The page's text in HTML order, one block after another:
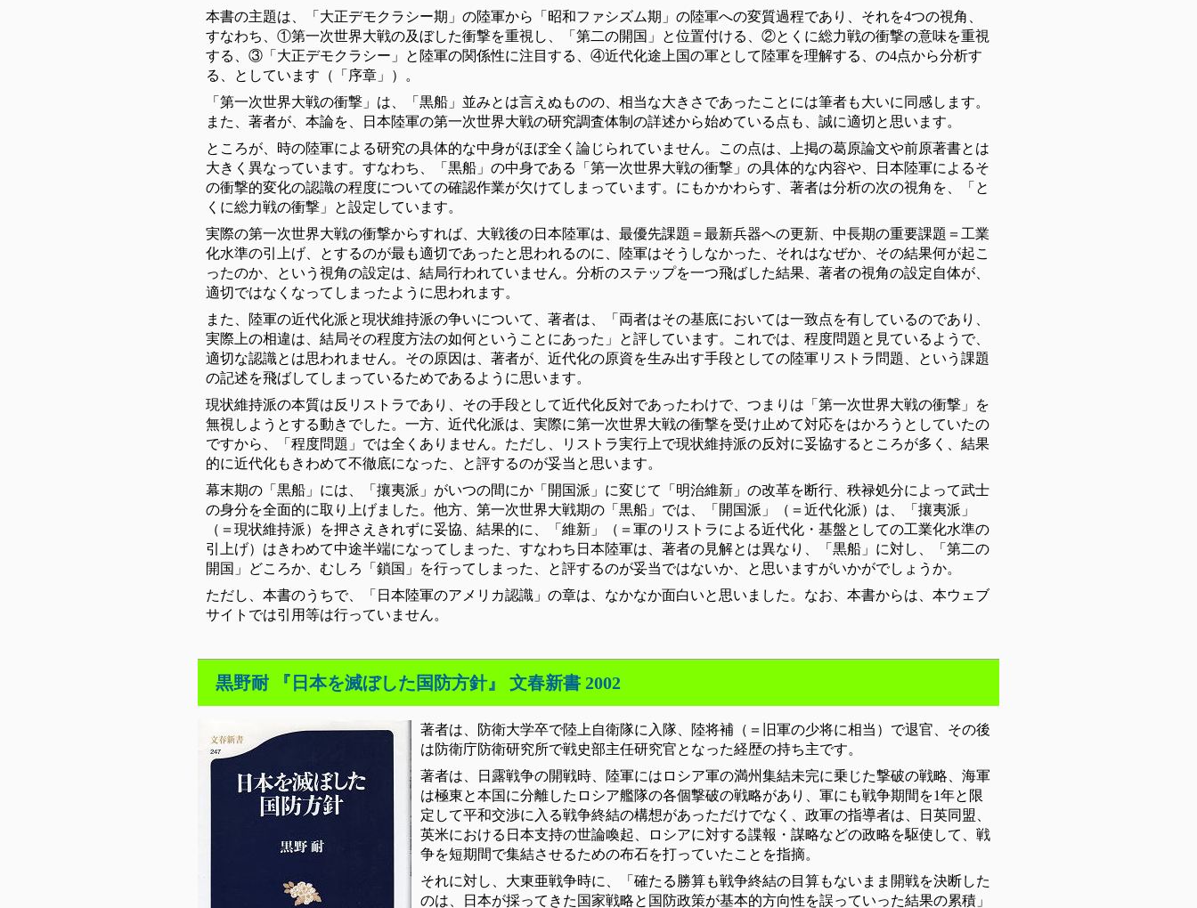
本書の主題は、「大正デモクラシー期」の陸軍から「昭和ファシズム期」の陸軍への変質過程であり、それを4つの視角、
すなわち、①第一次世界大戦の及ぼした衝撃を重視し、「第二の開国」と位置付ける、②とくに総力戦の衝撃の意味を重視
する、③「大正デモクラシー」と陸軍の関係性に注目する、④近代化途上国の軍として陸軍を理解する、の4点から分析す
る、としています（「序章」）。
「第一次世界大戦の衝撃」は、「黒船」並みとは言えぬものの、相当な大きさであったことには筆者も大いに同感します。
また、著者が、本論を、日本陸軍の第一次世界大戦の研究調査体制の詳述から始めている点も、誠に適切と思います。
ところが、時の陸軍による研究の具体的な中身がほぼ全く論じられていません。この点は、上掲の葛原論文や前原著書とは
大きく異なっています。すなわち、「黒船」の中身である「第一次世界大戦の衝撃」の具体的な内容や、日本陸軍によるそ
の衝撃的変化の認識の程度についての確認作業が欠けてしまっています。にもかかわらす、著者は分析の次の視角を、「と
くに総力戦の衝撃」と設定しています。
実際の第一次世界大戦の衝撃からすれば、大戦後の日本陸軍は、最優先課題＝最新兵器への更新、中長期の重要課題＝工業
化水準の引上げ、とするのが最も適切であったと思われるのに、陸軍はそうしなかった、それはなぜか、その結果何が起こ
ったのか、という視角の設定は、結局行われていません。分析のステップを一つ飛ばした結果、著者の視角の設定自体が、
適切ではなくなってしまったように思われます。
また、陸軍の近代化派と現状維持派の争いについて、著者は、「両者はその基底においては一致点を有しているのであり、
実際上の相違は、結局その程度方法の如何ということにあった」と評しています。これでは、程度問題と見ているようで、
適切な認識とは思われません。その原因は、著者が、近代化の原資を生み出す手段としての陸軍リストラ問題、という課題
の記述を飛ばしてしまっているためであるように思います。
現状維持派の本質は反リストラであり、その手段として近代化反対であったわけで、つまりは「第一次世界大戦の衝撃」を
無視しようとする動きでした。一方、近代化派は、実際に第一次世界大戦の衝撃を受け止めて対応をはかろうとしていたの
ですから、「程度問題」では全くありません。ただし、リストラ実行上で現状維持派の反対に妥協するところが多く、結果
的に近代化もきわめて不徹底になった、と評するのが妥当と思います。
幕末期の「黒船」には、「攘夷派」がいつの間にか「開国派」に変じて「明治維新」の改革を断行、秩禄処分によって武士
の身分を全面的に取り上げました。他方、第一次世界大戦期の「黒船」では、「開国派」（＝近代化派）は、「攘夷派」
（＝現状維持派）を押さえきれずに妥協、結果的に、「維新」（＝軍のリストラによる近代化・基盤としての工業化水準の
引上げ）はきわめて中途半端になってしまった、すなわち日本陸軍は、著者の見解とは異なり、「黒船」に対し、「第二の
開国」どころか、むしろ「鎖国」を行ってしまった、と評するのが妥当ではないか、と思いますがいかがでしょうか。
ただし、本書のうちで、「日本陸軍のアメリカ認識」の章は、なかなか面白いと思いました。なお、本書からは、本ウェブ
サイトでは引用等は行っていません。
黒野耐 『日本を滅ぼした国防方針』 文春新書 2002
著者は、防衛大学卒で陸上自衛隊に入隊、陸将補（＝旧軍の少将に相当）で退官、その後
は防衛庁防衛研究所で戦史部主任研究官となった経歴の持ち主です。
著者は、日露戦争の開戦時、陸軍にはロシア軍の満州集結未完に乗じた撃破の戦略、海軍
は極東と本国に分離したロシア艦隊の各個撃破の戦略があり、軍にも戦争期間を1年と限
定して平和交渉に入る戦争終結の構想があっただけでなく、政軍の指導者は、日英同盟、
英米における日本支持の世論喚起、ロシアに対する諜報・謀略などの政略を駆使して、戦
争を短期間で集結させるための布石を打っていたことを指摘。
それに対し、大東亜戦争時に、「確たる勝算も戦争終結の目算もないまま開戦を決断した
のは、日本が採ってきた国家戦略と国防政策が基本的方向性を誤っていった結果の累積」